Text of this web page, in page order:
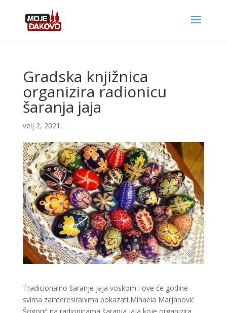
Gradska knjižnica
organizira radionicu
šaranja jaja
velj 2, 2021.
Tradicionalno šaranje jaja voskom i ove će godine
svima zainteresiranima pokazati Mihaela Marjanović
Šogorić na radionicama šaranja jaja koje organizira